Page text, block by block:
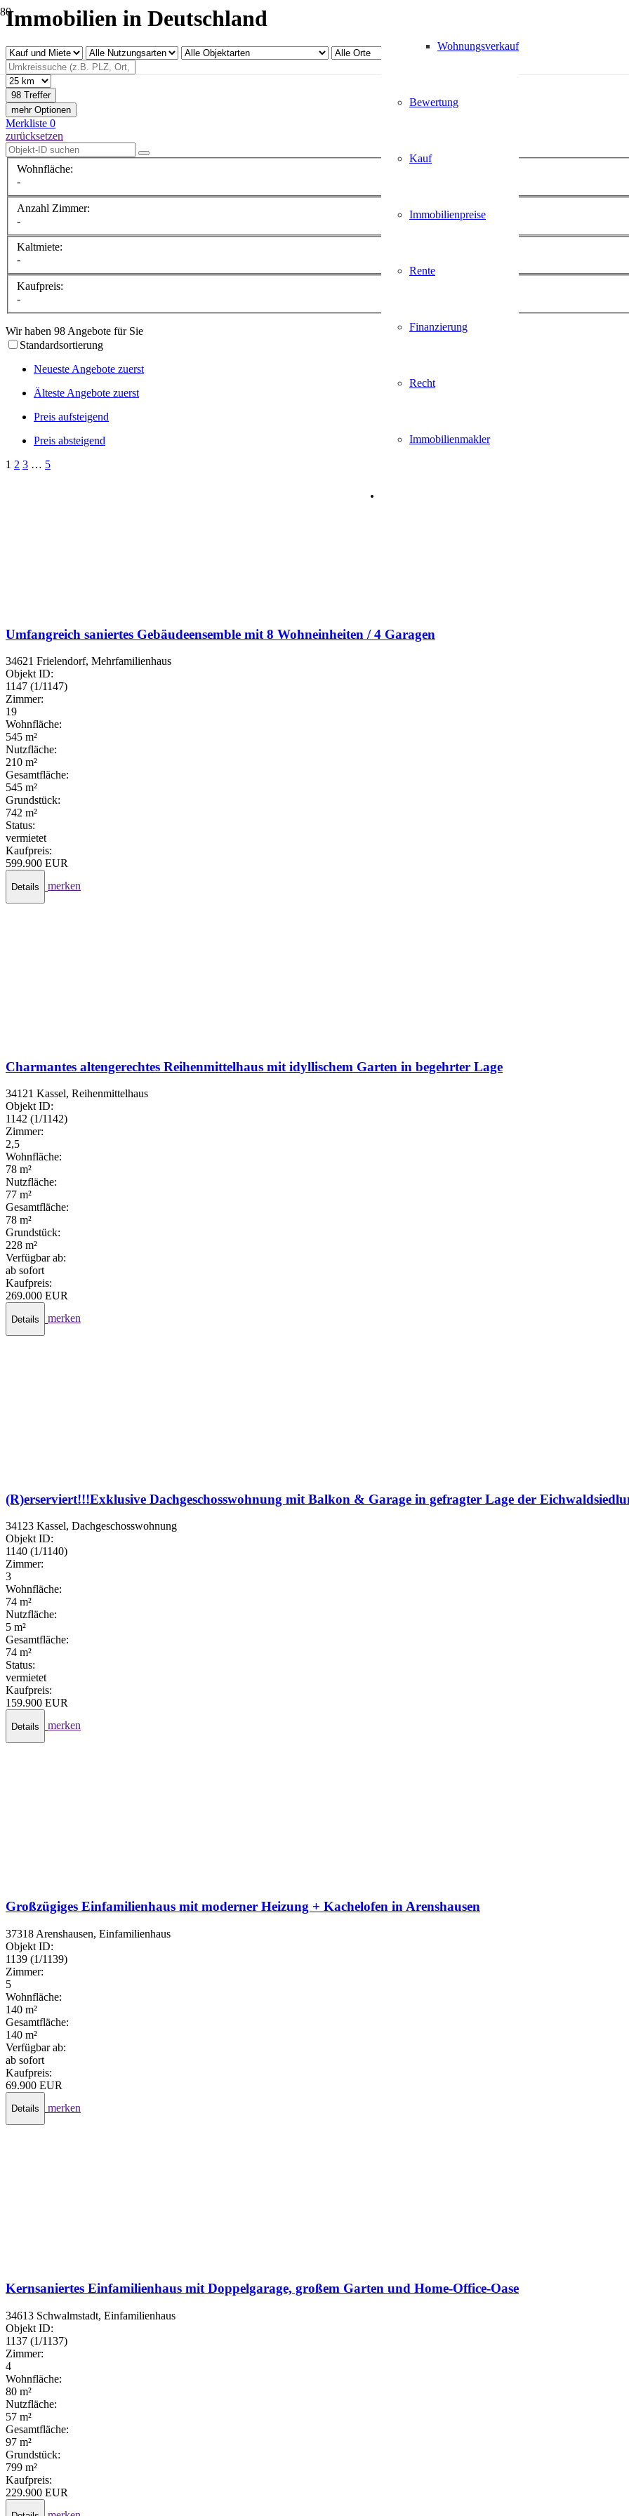
Wohnungsverkauf
Bewertung
Kauf
Immobilienpreise
Rente
Finanzierung
Recht
Immobilienmakler
Immobilien in Deutschland
98 Treffer
mehr Optionen
Merkliste 0
zurücksetzen
Wohnfläche:
-
Anzahl Zimmer:
-
Kaltmiete:
-
Kaufpreis:
-
Wir haben 98 Angebote für Sie
Standardsortierung
Neueste Angebote zuerst
Älteste Angebote zuerst
Preis aufsteigend
Preis absteigend
1 2 3 … 5
Umfangreich saniertes Gebäudeensemble mit 8 Wohneinheiten / 4 Garagen
34621 Frielendorf, Mehrfamilienhaus
Objekt ID:
1147 (1/1147)
Zimmer:
19
Wohnfläche:
545 m²
Nutzfläche:
210 m²
Gesamtfläche:
545 m²
Grundstück:
742 m²
Status:
vermietet
Kaufpreis:
599.900 EUR
Details merken
Charmantes altengerechtes Reihenmittelhaus mit idyllischem Garten in begehrter Lage
34121 Kassel, Reihenmittelhaus
Objekt ID:
1142 (1/1142)
Zimmer:
2,5
Wohnfläche:
78 m²
Nutzfläche:
77 m²
Gesamtfläche:
78 m²
Grundstück:
228 m²
Verfügbar ab:
ab sofort
Kaufpreis:
269.000 EUR
Details merken
(R)erserviert!!!Exklusive Dachgeschosswohnung mit Balkon & Garage in gefragter Lage der
34123 Kassel, Dachgeschosswohnung
Objekt ID:
1140 (1/1140)
Zimmer:
3
Wohnfläche:
74 m²
Nutzfläche:
5 m²
Gesamtfläche:
74 m²
Status:
vermietet
Kaufpreis:
159.900 EUR
Details merken
Großzügiges Einfamilienhaus mit moderner Heizung + Kachelofen in Arenshausen
37318 Arenshausen, Einfamilienhaus
Objekt ID:
1139 (1/1139)
Zimmer:
5
Wohnfläche:
140 m²
Gesamtfläche:
140 m²
Verfügbar ab:
ab sofort
Kaufpreis:
69.900 EUR
Details merken
Kernsaniertes Einfamilienhaus mit Doppelgarage, großem Garten und Home-Office-Oase
34613 Schwalmstadt, Einfamilienhaus
Objekt ID:
1137 (1/1137)
Zimmer:
4
Wohnfläche:
80 m²
Nutzfläche:
57 m²
Gesamtfläche:
97 m²
Grundstück:
799 m²
Kaufpreis:
229.900 EUR